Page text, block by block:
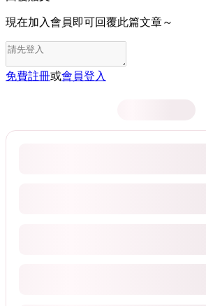
現在加入會員即可回覆此篇文章～
免費註冊或會員登入